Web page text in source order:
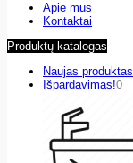
Apie mus
Kontaktai
Produktų katalogas
Naujas produktas
Išpardavimas!0